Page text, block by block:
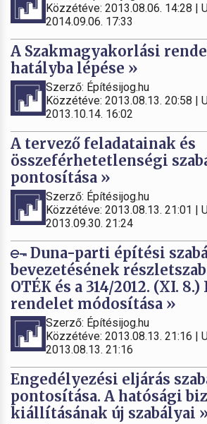
Közzétéve: 2013.08.06. 14:28 |
2014.09.06. 17:33
A Szakmagyakorlási
hatályba lépése »
Szerző: Építésijog.hu
Közzétéve: 2013.08.13. 20:58 |
2013.10.14. 16:02
A tervező feladatainak és
összeférhetetlenségi
pontosítása »
Szerző: Építésijog.hu
Közzétéve: 2013.08.13. 21:01 |
2013.09.30. 21:24
Duna-parti építési
bevezetésének
OTÉK és a 314/2012. (XI.
rendelet módosítása »
Szerző: Építésijog.hu
Közzétéve: 2013.08.13. 21:16 |
2013.08.13. 21:16
Engedélyezési eljárás
pontosítása. A hatósági
kiállításának új szabályai